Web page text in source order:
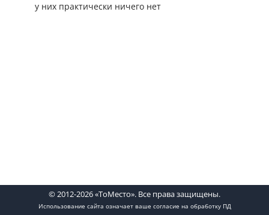
у них практически ничего нет
© 2012-2026 «ТоМесто». Все права защищены.
Использование сайта означает ваше согласие на обработку ПД